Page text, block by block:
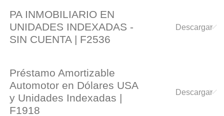
PA INMOBILIARIO EN
UNIDADES INDEXADAS -
SIN CUENTA | F2536
Préstamo Amortizable
Automotor en Dólares USA
y Unidades Indexadas |
F1918